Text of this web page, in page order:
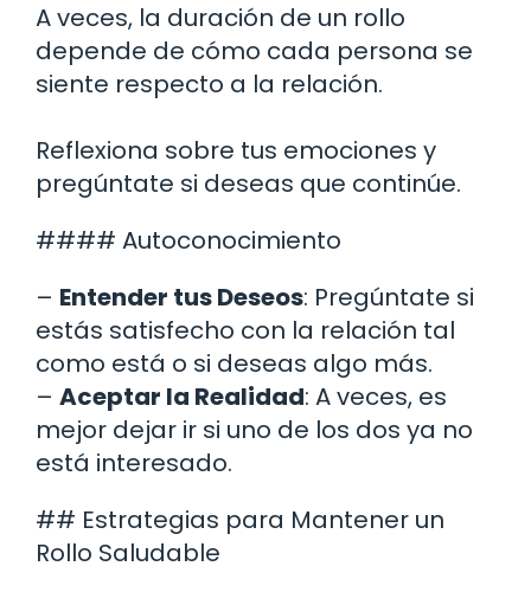
A veces, la duración de un rollo
depende de cómo cada persona se
siente respecto a la relación.
Reflexiona sobre tus emociones y
pregúntate si deseas que continúe.
#### Autoconocimiento
– Entender tus Deseos: Pregúntate si
estás satisfecho con la relación tal
como está o si deseas algo más.
– Aceptar la Realidad: A veces, es
mejor dejar ir si uno de los dos ya no
está interesado.
## Estrategias para Mantener un
Rollo Saludable